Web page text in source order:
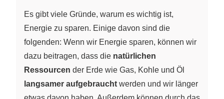
Es gibt viele Gründe, warum es wichtig ist,
Energie zu sparen. Einige davon sind die
folgenden: Wenn wir Energie sparen, können wir
dazu beitragen, dass die natürlichen
Ressourcen der Erde wie Gas, Kohle und Öl
langsamer aufgebraucht werden und wir länger